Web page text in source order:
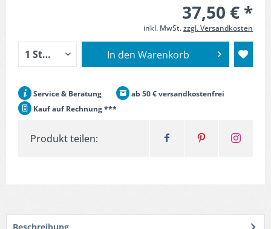
37,50 € *
inkl. MwSt.zzgl. Versandkosten
In den Warenkorb
Service & Beratung
ab 50 € versandkostenfrei
Kauf auf Rechnung ***
Produkt teilen: